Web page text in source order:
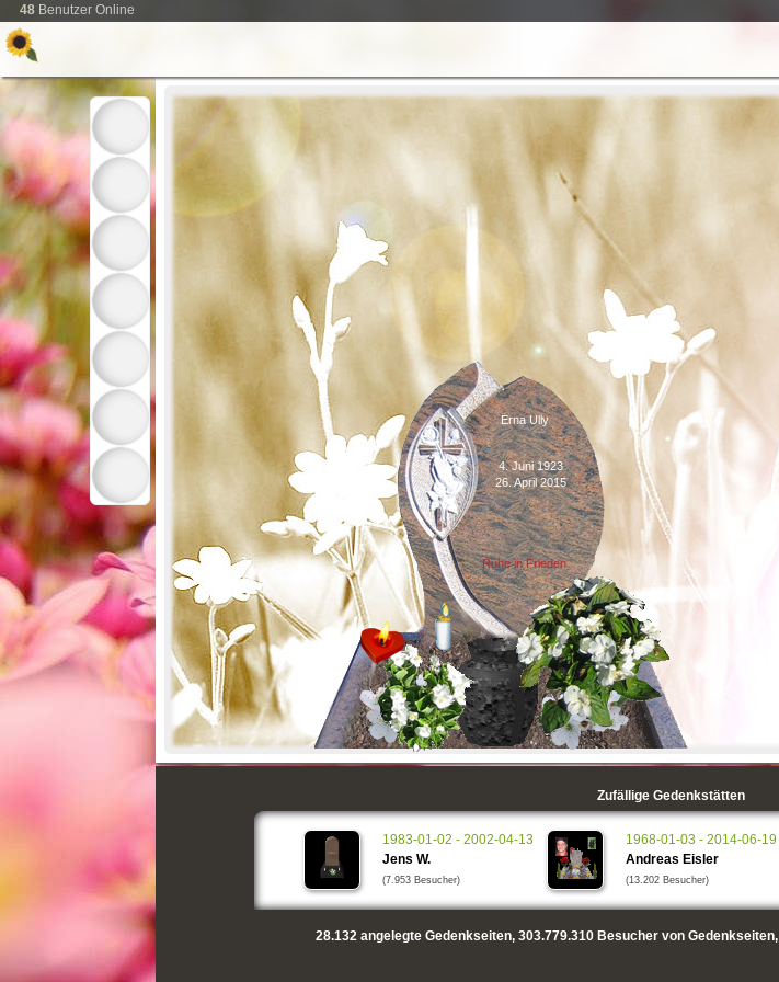
48 Benutzer Online
Ruhe in Frieden
4. Juni 1923
26. April 2015
Erna Ully
Zufällige Gedenkstätten
1983-01-02 - 2002-04-13
Jens W.
(7.953 Besucher)
1968-01-03 - 2014-06-19
Andreas Eisler
(13.202 Besucher)
28.132angelegte Gedenkseiten, 303.779.310Besucher von Gedenkseiten,